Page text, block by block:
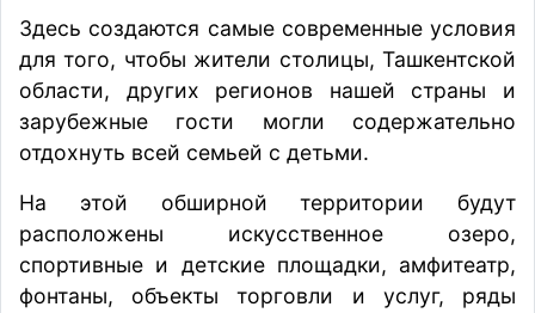
Здесь создаются самые современные условия
для того, чтобы жители столицы, Ташкентской
области, других регионов нашей страны и
зарубежные гости могли содержательно
отдохнуть всей семьей с детьми.
На этой обширной территории будут
расположены искусственное озеро,
спортивные и детские площадки, амфитеатр,
фонтаны, объекты торговли и услуг, ряды